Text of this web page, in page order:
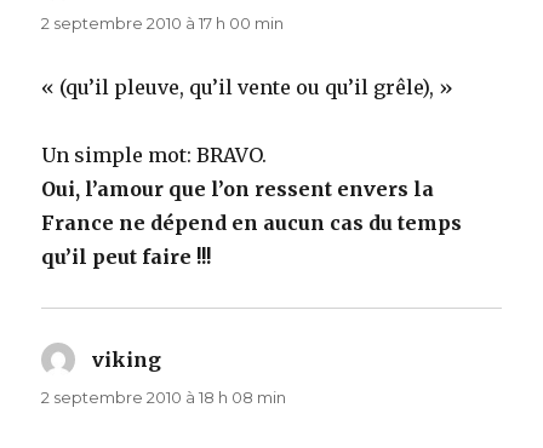
2 septembre 2010 à 17 h 00 min
« (qu’il pleuve, qu’il vente ou qu’il grêle), »
Un simple mot: BRAVO.
Oui, l’amour que l’on ressent envers la
France ne dépend en aucun cas du temps
qu’il peut faire !!!
viking
2 septembre 2010 à 18 h 08 min